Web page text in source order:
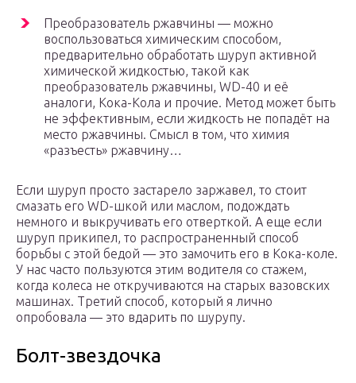
Преобразователь ржавчины — можно
воспользоваться химическим способом,
предварительно обработать шуруп активной
химической жидкостью, такой как
преобразователь ржавчины, WD-40 и её
аналоги, Кока-Кола и прочие. Метод может быть
не эффективным, если жидкость не попадёт на
место ржавчины. Смысл в том, что химия
«разъесть» ржавчину…
Если шуруп просто застарело заржавел, то стоит
смазать его WD-шкой или маслом, подождать
немного и выкручивать его отверткой. А еще если
шуруп прикипел, то распространенный способ
борьбы с этой бедой — это замочить его в Кока-коле.
У нас часто пользуются этим водителя со стажем,
когда колеса не откручиваются на старых вазовских
машинах. Третий способ, который я лично
опробовала — это вдарить по шурупу.
Болт-звездочка